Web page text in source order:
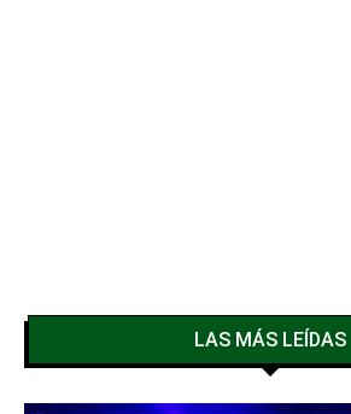
LAS MÁS LEÍDAS